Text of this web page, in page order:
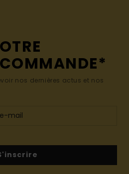
nos dernières actus et nos